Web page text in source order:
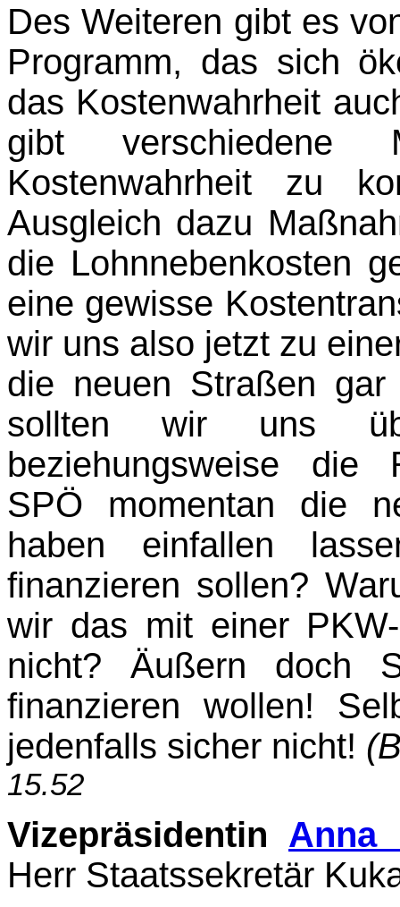
Des Weiteren gibt es
Programm, das sich
das Kostenwahrheit
gibt ver­schiedene
Kostenwahrheit zu
Ausgleich dazu
die Lohnnebenkosten
eine gewisse
wir uns also jetzt zu
die neuen Straßen
sollten wir uns
beziehungsweise die
SPÖ momentan die
haben einfallen
finanzieren sollen?
wir das mit einer
nicht? Äußern doch
finanzieren wollen!
jedenfalls sicher nicht!
15.52
Vizepräsidentin Anna
Herr Staatssekretär